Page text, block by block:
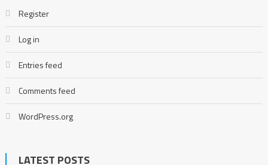
Register
Log in
Entries feed
Comments feed
WordPress.org
LATEST POSTS